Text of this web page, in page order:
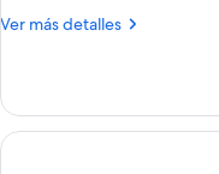
Ver más detalles
Más
junior,
terraza